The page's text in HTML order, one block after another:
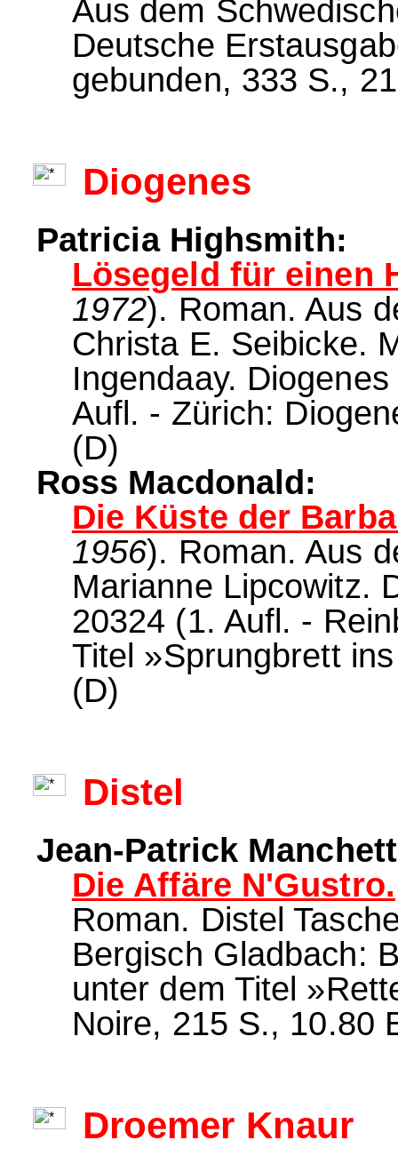
Aus dem
Deutsche
gebunden, 333 S.,
Diogenes
Patricia Highsmith:
Lösegeld für einen
1972). Roman. Aus
Christa E. Seibicke.
Ingendaay.
Aufl. - Zürich:
(D)
Ross Macdonald:
Die Küste der
1956). Roman. Aus
Marianne Lipcowitz.
20324 (1. Aufl. -
Titel »Sprungbrett
(D)
Distel
Jean-Patrick
Die Affäre N'Gustro.
Roman. Distel
Bergisch Gladbach:
unter dem Titel
Noire, 215 S., 10.80
Droemer Knaur